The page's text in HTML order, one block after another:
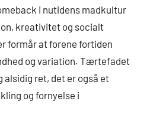
i nutidens madkultur
kreativitet og socialt
formår at forene fortiden
og variation. Tærtefadet
ret, det er også et
og fornyelse i